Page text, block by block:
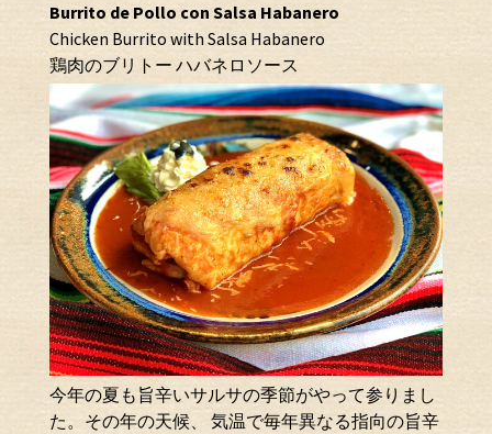
Burrito de Pollo con Salsa Habanero
Chicken Burrito with Salsa Habanero
鶏肉のブリトー ハバネロソース
今年の夏も旨辛いサルサの季節がやって参りまし
た。その年の天候、 気温で毎年異なる指向の旨辛